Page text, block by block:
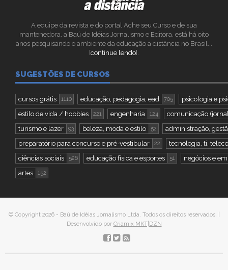
A equipe da revista e do portal Ache seu Curso e de sua
mantenedora, a Baú de Idéias Jornalismo e Editora, está há oito
anos pesquisando o ambiente da educação a distância no Brasil...
[continue lendo].
SUGESTÕES DE CURSOS
cursos grátis 1110 educação, pedagogia, ead 705
psicologia e
estilo de vida / hobbies
221 engenharia 124
comunicação
turismo e lazer
93 beleza, moda e estilo 52
administração,
preparatório para concurso e pré-vestibular
22
tecnologia, ti,
ciências sociais
526 educação física e esportes 51
negócios e
artes
152
© Copyright 2026 - Baú de Idéias Jornalismo Ltda. Todos os direitos reservados. |
Desenvolvido por Criamix MKT|DZN